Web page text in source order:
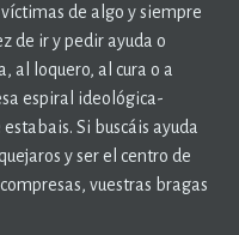
de algo y siempre
de ir y pedir ayuda o
al loquero, al cura o a
espiral ideológica-
Si buscáis ayuda
y ser el centro de
vuestras bragas